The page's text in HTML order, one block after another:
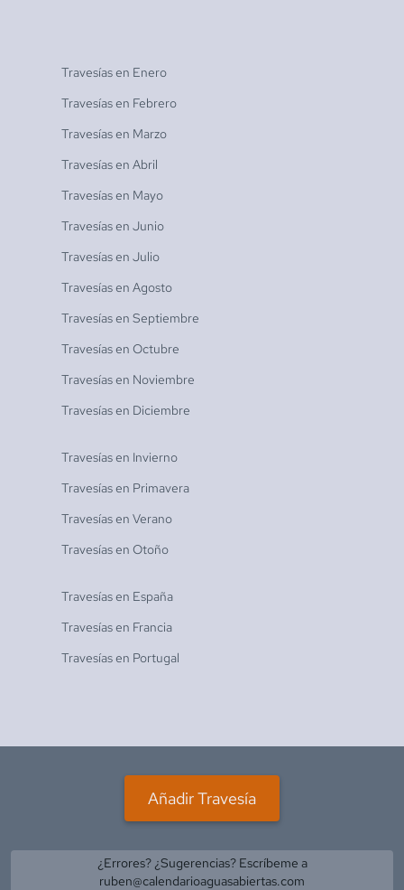
Travesías en Enero
Travesías en Febrero
Travesías en Marzo
Travesías en Abril
Travesías en Mayo
Travesías en Junio
Travesías en Julio
Travesías en Agosto
Travesías en Septiembre
Travesías en Octubre
Travesías en Noviembre
Travesías en Diciembre
Travesías en Invierno
Travesías en Primavera
Travesías en Verano
Travesías en Otoño
Travesías en España
Travesías en Francia
Travesías en Portugal
Añadir Travesía
¿Errores? ¿Sugerencias? Escríbeme a
ruben@calendarioaguasabiertas.com